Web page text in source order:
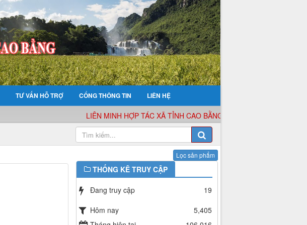
TƯ VẤN HỖ TRỢ CỔNG THÔNG TIN LIÊN HỆ
LIÊN MINH HỢP TÁC XÃ TỈNH CAO BẰNG XIN KÍNH CHÀO QUÝ
THỐNG KÊ TRUY CẬP
Đang truy cập
19
Hôm nay
5,405